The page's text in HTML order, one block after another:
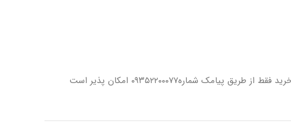
فقط از طریق پیامک شماره۰۹۳۵۲۲۰۰۰۷۷ امکان پذیر است